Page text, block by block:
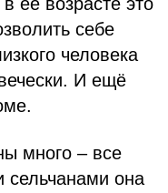
себе
человека
И ещё
много – все
сельчанами она